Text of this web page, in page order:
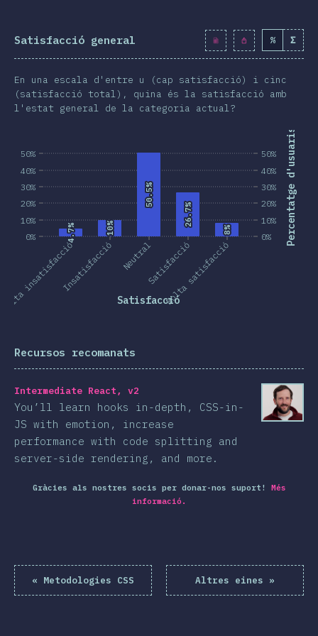
Satisfacció general % Σ
En una escala d'entre u (cap satisfacció) i cinc
(satisfacció total), quina és la satisfacció amb
l'estat general de la categoria actual?
0%
10%
20%
30%
40%
50% Percentatge d'usuaris
Molta insatisfaccióInsatisfacció NeutralSatisfacció
Molta satisfacció
Satisfacció
0%
10%
20%
30%
40%
50%
4.7%
4.7% 10%
10%
50.5%
50.5%
26.7%
26.7%
8%
8%
Recursos recomanats
Intermediate React, v2
You’ll learn hooks in-depth, CSS-in-
JS with emotion, increase
performance with code splitting and
server-side rendering, and more.
Gràcies als nostres socis per donar-nos suport!
Més
informació.
« Metodologies CSS Altres eines »